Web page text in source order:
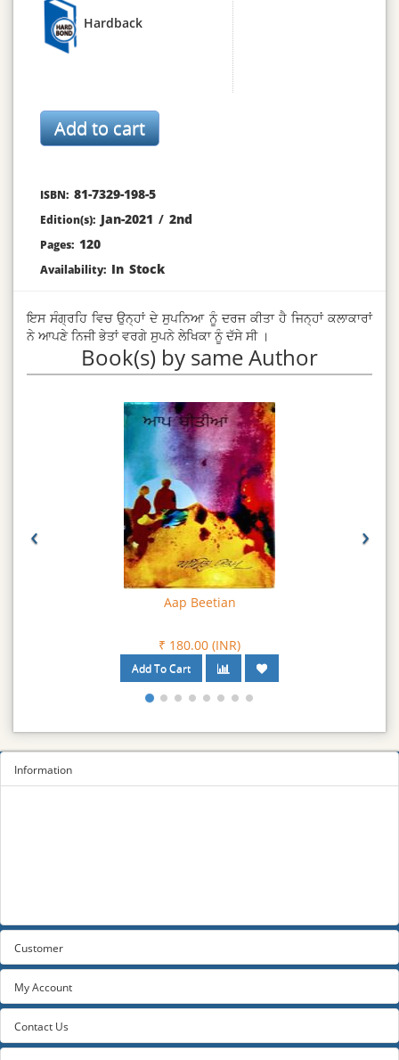
Hardback
ISBN: 81-7329-198-5
Edition(s): Jan-2021 / 2nd
Pages: 120
Availability: In Stock
ਇਸ ਸੰਗ੍ਰਹਿ ਵਿਚ ਉਨ੍ਹਾਂ ਦੇ ਸੁਪਨਿਆ ਨੂੰ ਦਰਜ ਕੀਤਾ ਹੈ ਜਿਨ੍ਹਾਂ ਕਲਾਕਾਰਾਂ
ਨੇ ਆਪਣੇ ਨਿਜੀ ਭੇਤਾਂ ਵਰਗੇ ਸੁਪਨੇ ਲੇਖਿਕਾ ਨੂੰ ਦੱਸੇ ਸੀ ।
Book(s) by same Author
Aap Beetian
₹ 180.00 (INR)
‹ ›
Information
Customer
My Account
Contact Us